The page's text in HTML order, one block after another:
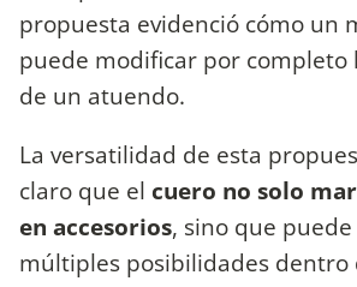
propuesta evidenció cómo un
puede modificar por completo
de un atuendo.
La versatilidad de esta
claro que el cuero no solo
en accesorios, sino que
múltiples posibilidades dentro